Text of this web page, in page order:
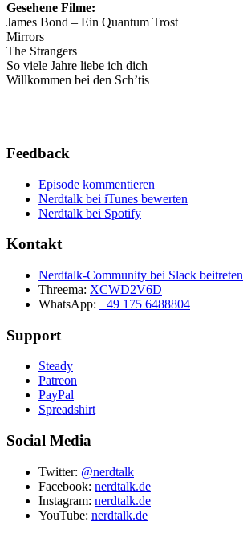
Gesehene Filme:
James Bond – Ein Quantum Trost
Mirrors
The Strangers
So viele Jahre liebe ich dich
Willkommen bei den Sch’tis
Feedback
Episode kommentieren
Nerdtalk bei iTunes bewerten
Nerdtalk bei Spotify
Kontakt
Nerdtalk-Community bei Slack beitreten
Threema: XCWD2V6D
WhatsApp: +49 175 6488804
Support
Steady
Patreon
PayPal
Spreadshirt
Social Media
Twitter: @nerdtalk
Facebook: nerdtalk.de
Instagram: nerdtalk.de
YouTube: nerdtalk.de